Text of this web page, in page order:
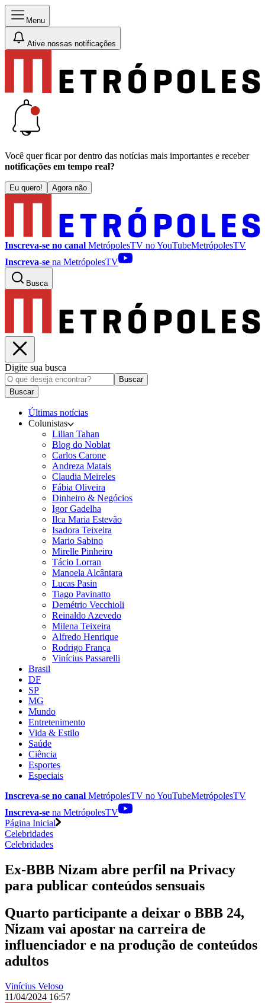
Menu
Ative nossas notificações
Você quer ficar por dentro das notícias mais importantes e receber
notificações em tempo real?
Eu quero! Agora não
Inscreva-se no canal MetrópolesTV noYouTubeMetrópolesTV
Inscreva-se na MetrópolesTV
Busca
Digite sua busca
Buscar
Buscar
Últimas notícias
Colunistas
Lilian Tahan
Blog do Noblat
Carlos Carone
Andreza Matais
Claudia Meireles
Fábia Oliveira
Dinheiro & Negócios
Igor Gadelha
Ilca Maria Estevão
Isadora Teixeira
Mario Sabino
Mirelle Pinheiro
Tácio Lorran
Manoela Alcântara
Lucas Pasin
Tiago Pavinatto
Demétrio Vecchioli
Reinaldo Azevedo
Milena Teixeira
Alfredo Henrique
Rodrigo França
Vinícius Passarelli
Brasil
DF
SP
MG
Mundo
Entretenimento
Vida & Estilo
Saúde
Ciência
Esportes
Especiais
Inscreva-se no canal MetrópolesTV noYouTubeMetrópolesTV
Inscreva-se na MetrópolesTV
Página Inicial
Celebridades
Celebridades
Ex-BBB Nizam abre perfil na Privacy
para publicar conteúdos sensuais
Quarto participante a deixar o BBB 24,
Nizam vai apostar na carreira de
influenciador e na produção de conteúdos
adultos
Vinícius Veloso
11/04/2024 16:57